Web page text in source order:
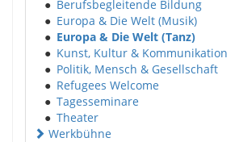
● Berufsbegleitende Bildung
● Europa & Die Welt (Musik)
● Europa & Die Welt (Tanz)
● Kunst, Kultur & Kommunikation
● Politik, Mensch & Gesellschaft
● Refugees Welcome
● Tagesseminare
● Theater
Werkbühne